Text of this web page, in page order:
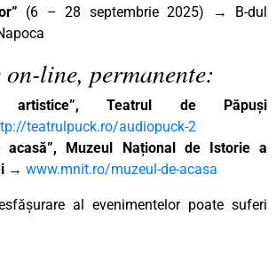
(6 – 28 septembrie 2025) → B-dul
on-line, permanente:
artistice”, Teatrul de Păpuși
teatrulpuck.ro/audiopuck-2
acasă”, Muzeul Național de Istorie a
→ www.mnit.ro/muzeul-de-acasa
al evenimentelor poate suferi